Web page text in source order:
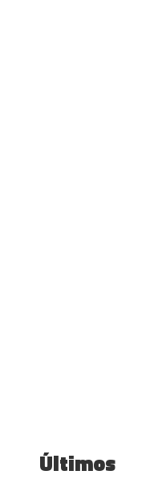
Últimos